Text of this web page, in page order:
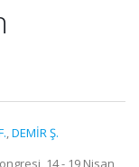
,DEMİR Ş.
14 - 19 Nisan